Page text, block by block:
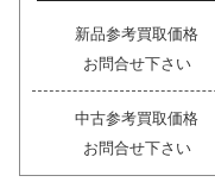
新品参考買取価格
お問合せ下さい
中古参考買取価格
お問合せ下さい